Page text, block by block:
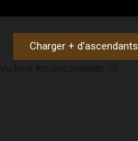
Charger + d'ascendants